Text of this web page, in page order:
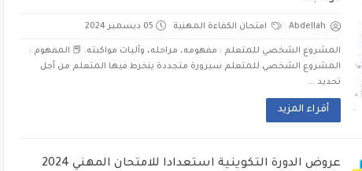
Abdellah امتحان الكفاءة المهنية 05 ديسمبر 2024
المشروع الشخصي للمتعلم : مفهومه، مراحله، وآليات مواكبته. 📕 المفهوم :
المشروع الشخصي للمتعلم سيرورة متجددة ينخرط فيها المتعلم من أجل
تحديد ...
أقراء المزيد
عروض الدورة التكوينية استعدادا للامتحان المهني 2024